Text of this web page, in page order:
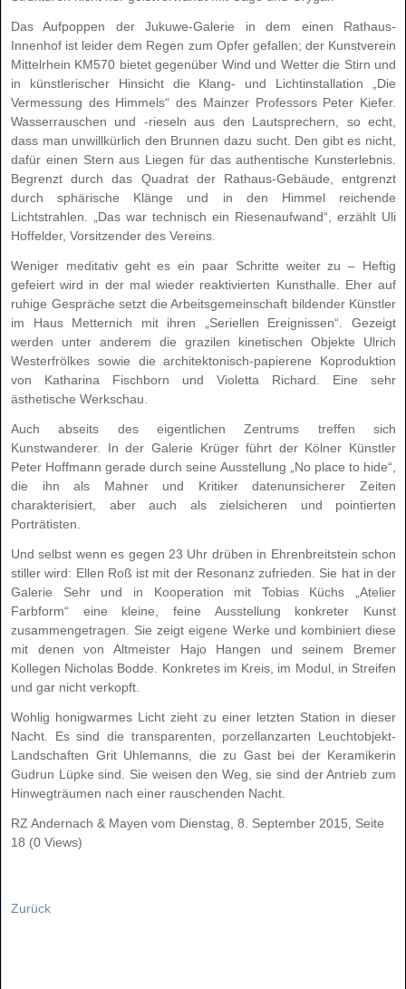
Das Aufpoppen der Jukuwe-Galerie in dem einen Rathaus-
Innenhof ist leider dem Regen zum Opfer gefallen; der Kunstverein
Mittelrhein KM570 bietet gegenüber Wind und Wetter die Stirn und
in künstlerischer Hinsicht die Klang- und Lichtinstallation „Die
Vermessung des Himmels“ des Mainzer Professors Peter Kiefer.
Wasserrauschen und -rieseln aus den Lautsprechern, so echt,
dass man unwillkürlich den Brunnen dazu sucht. Den gibt es nicht,
dafür einen Stern aus Liegen für das authentische Kunsterlebnis.
Begrenzt durch das Quadrat der Rathaus-Gebäude, entgrenzt
durch sphärische Klänge und in den Himmel reichende
Lichtstrahlen. „Das war technisch ein Riesenaufwand“, erzählt Uli
Hoffelder, Vorsitzender des Vereins.
Weniger meditativ geht es ein paar Schritte weiter zu – Heftig
gefeiert wird in der mal wieder reaktivierten Kunsthalle. Eher auf
ruhige Gespräche setzt die Arbeitsgemeinschaft bildender Künstler
im Haus Metternich mit ihren „Seriellen Ereignissen“. Gezeigt
werden unter anderem die grazilen kinetischen Objekte Ulrich
Westerfrölkes sowie die architektonisch-papierene Koproduktion
von Katharina Fischborn und Violetta Richard. Eine sehr
ästhetische Werkschau.
Auch abseits des eigentlichen Zentrums treffen sich
Kunstwanderer. In der Galerie Krüger führt der Kölner Künstler
Peter Hoffmann gerade durch seine Ausstellung „No place to hide“,
die ihn als Mahner und Kritiker datenunsicherer Zeiten
charakterisiert, aber auch als zielsicheren und pointierten
Porträtisten.
Und selbst wenn es gegen 23 Uhr drüben in Ehrenbreitstein schon
stiller wird: Ellen Roß ist mit der Resonanz zufrieden. Sie hat in der
Galerie Sehr und in Kooperation mit Tobias Küchs „Atelier
Farbform“ eine kleine, feine Ausstellung konkreter Kunst
zusammengetragen. Sie zeigt eigene Werke und kombiniert diese
mit denen von Altmeister Hajo Hangen und seinem Bremer
Kollegen Nicholas Bodde. Konkretes im Kreis, im Modul, in Streifen
und gar nicht verkopft.
Wohlig honigwarmes Licht zieht zu einer letzten Station in dieser
Nacht. Es sind die transparenten, porzellanzarten Leuchtobjekt-
Landschaften Grit Uhlemanns, die zu Gast bei der Keramikerin
Gudrun Lüpke sind. Sie weisen den Weg, sie sind der Antrieb zum
Hinwegträumen nach einer rauschenden Nacht.
RZ Andernach & Mayen vom Dienstag, 8. September 2015, Seite
18 (0 Views)
Zurück